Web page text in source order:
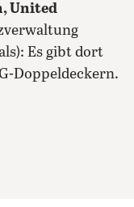
United
Es gibt dort
Doppeldeckern.
teilenteilen